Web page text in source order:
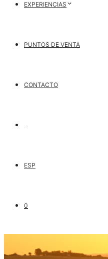
EXPERIENCIAS
PUNTOS DE VENTA
CONTACTO
ESP
0